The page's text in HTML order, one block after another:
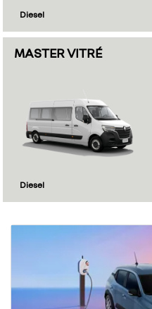
Diesel
MASTER VITRÉ
Diesel